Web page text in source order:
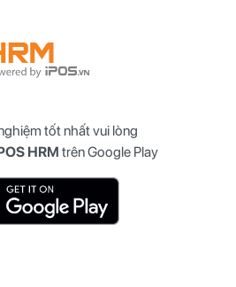
tốt nhất vui lòng
HRM trên Google Play